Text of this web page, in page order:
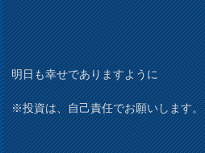
明日も幸せでありますように
※投資は、自己責任でお願いします。